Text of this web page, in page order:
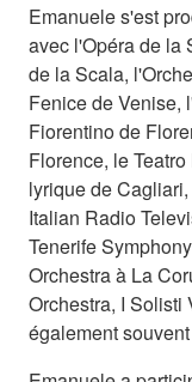
Emanuele s'est
avec l'Opéra de la
de la Scala,
Fenice de Venise,
Fiorentino de
Florence, le
lyrique de
Italian Radio
Tenerife
Orchestra à La
Orchestra, I Solisti
également